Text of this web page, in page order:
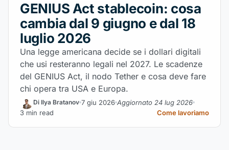
GENIUS Act stablecoin: cosa
cambia dal 9 giugno e dal 18
luglio 2026
Una legge americana decide se i dollari digitali
che usi resteranno legali nel 2027. Le scadenze
del GENIUS Act, il nodo Tether e cosa deve fare
chi opera tra USA e Europa.
Di Ilya Bratanov 7 giu 2026 Aggiornato 24 lug 2026
3 min read
Come lavoriamo